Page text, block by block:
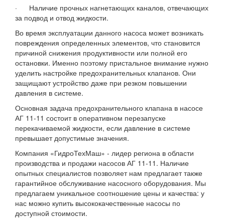
· Наличие прочных нагнетающих каналов, отвечающих
за подвод и отвод жидкости.
Во время эксплуатации данного насоса может возникать
повреждения определенных элементов, что становится
причиной снижения продуктивности или полной его
остановки. Именно поэтому пристальное внимание нужно
уделить настройке предохранительных клапанов. Они
защищают устройство даже при резком повышении
давления в системе.
Основная задача предохранительного клапана в насосе
АГ 11-11 состоит в оперативном перезапуске
перекачиваемой жидкости, если давление в системе
превышает допустимые значения.
Компания «ГидроТехМаш» - лидер региона в области
производства и продажи насосов АГ 11-11. Наличие
опытных специалистов позволяет нам предлагает также
гарантийное обслуживание насосного оборудования. Мы
предлагаем уникальное соотношение цены и качества: у
нас можно купить высококачественные насосы по
доступной стоимости.